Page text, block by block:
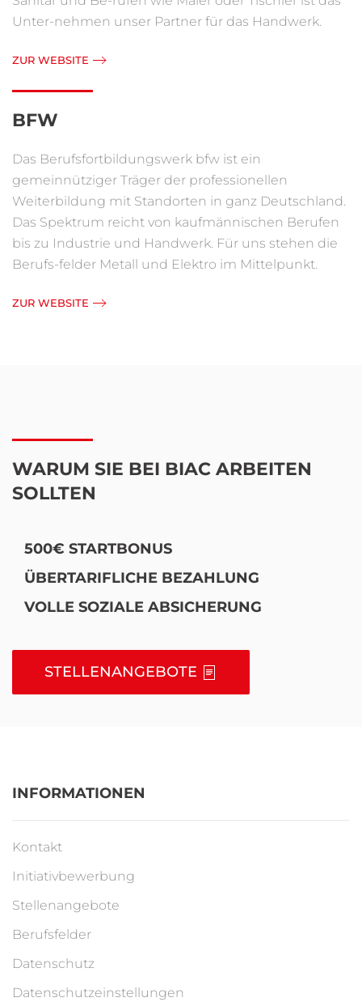
Unter-nehmen unser Partner für das Handwerk.
ZUR WEBSITE
BFW
Das Berufsfortbildungswerk bfw ist ein
gemeinnütziger Träger der professionellen
Weiterbildung mit Standorten in ganz Deutschland.
Das Spektrum reicht von kaufmännischen Berufen
bis zu Industrie und Handwerk. Für uns stehen die
Berufs-felder Metall und Elektro im Mittelpunkt.
ZUR WEBSITE
WARUM SIE BEI BIAC ARBEITEN
SOLLTEN
500€ STARTBONUS
ÜBERTARIFLICHE BEZAHLUNG
VOLLE SOZIALE ABSICHERUNG
STELLENANGEBOTE
INFORMATIONEN
Kontakt
Initiativbewerbung
Stellenangebote
Berufsfelder
Datenschutz
Datenschutzeinstellungen